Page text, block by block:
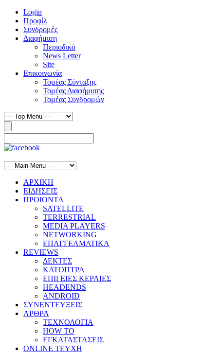
Login
Προφίλ
Συνδρομές
Διαφήμιση
Περιοδικό
News Letter
Site
Επικοινωνία
Τομέας Σύνταξης
Τομέας Διαφήμισης
Τομέας Συνδρομών
ΑΡΧΙΚΗ
ΕΙΔΗΣΕΙΣ
ΠΡΟΙΟΝΤΑ
SATELLITE
TERRESTRIAL
MEDIA PLAYERS
NETWORKING
ΕΠΑΓΓΕΛΜΑΤΙΚΑ
REVIEWS
ΔΕΚΤΕΣ
ΚΑΤΟΠΤΡΑ
ΕΠΙΓΕΙΕΣ ΚΕΡΑΙΕΣ
HEADENDS
ANDROID
ΣΥΝΕΝΤΕΥΞΕΙΣ
ΑΡΘΡΑ
ΤΕΧΝΟΛΟΓΙΑ
HOW TO
ΕΓΚΑΤΑΣΤΑΣΕΙΣ
ONLINE TEYXH